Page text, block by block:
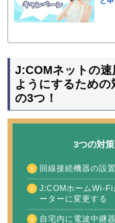
J:COMネットの
ようにするための
の3つ！
3つの対
回線接続機器の設
J:COMホームWi-
ーターに変更する
自宅内に電波中継